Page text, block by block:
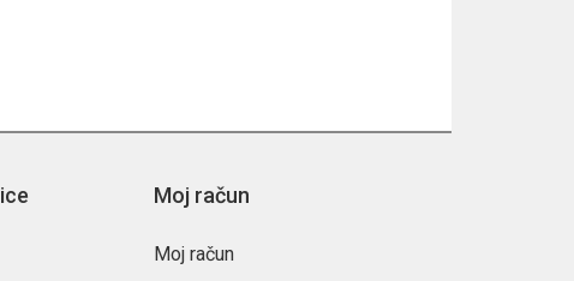
Moj račun
Moj račun